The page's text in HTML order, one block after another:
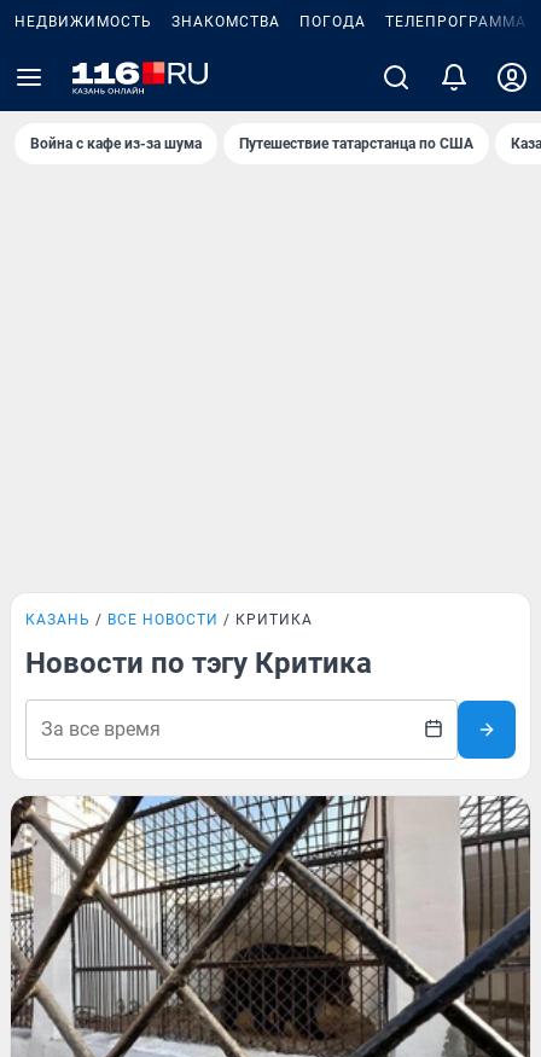
НЕДВИЖИМОСТЬ ЗНАКОМСТВА ПОГОДА ТЕЛЕПРОГРАММА
Война с кафе из-за шума Путешествие татарстанца по США
КАЗАНЬ ВСЕ НОВОСТИ КРИТИКА
Новости по тэгу Критика